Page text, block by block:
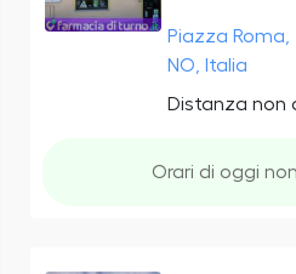
Piazza Roma,
NO, Italia
Distanza non
Orari di oggi